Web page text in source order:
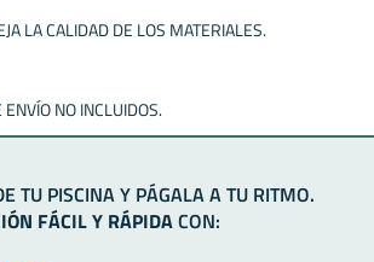
LA CALIDAD DE LOS MATERIALES.
NO INCLUIDOS.
TU PISCINA Y PÁGALA A TU RITMO.
FÁCIL Y RÁPIDACON: